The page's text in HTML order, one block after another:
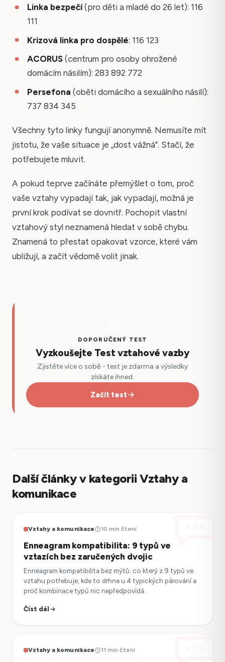
Linka bezpečí(pro děti a mladé do 26 let): 116
111
Krizová linka pro dospělé: 116 123
ACORUS(centrum pro osoby ohrožené
domácím násilím): 283 892 772
Persefona (oběti domácího a sexuálního násilí):
737 834 345
Všechny tyto linky fungují anonymně. Nemusíte mít
jistotu, že vaše situace je „dost vážná". Stačí, že
potřebujete mluvit.
A pokud teprve začínáte přemýšlet o tom, proč
vaše vztahy vypadají tak, jak vypadají, možná je
první krok podívat se dovnitř. Pochopit vlastní
vztahový styl neznamená hledat v sobě chybu.
Znamená to přestat opakovat vzorce, které vám
ubližují, a začít vědomě volit jinak.
DOPORUČENÝ TEST
Vyzkoušejte Test vztahové vazby
Zjistěte více o sobě - test je zdarma a výsledky
získáte ihned.
Začít test
Další články v kategorii Vztahy a
komunikace
Vztahy a komunikace 10 min čtení
Enneagram kompatibilita: 9 typů ve
vztazích bez zaručených dvojic
Enneagram kompatibilita bez mýtů: co který z 9 typů ve
vztahu potřebuje, kde to drhne u 4 typických párování a
proč kombinace typů nic nepředpovídá.
Číst dál
Vztahy a komunikace 11 min čtení